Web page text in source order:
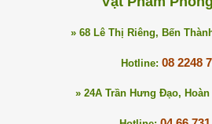
» 68 Lê Thị Riêng, Bến
Hotline: 08 2248
» 24A Trần Hưng Đạo,